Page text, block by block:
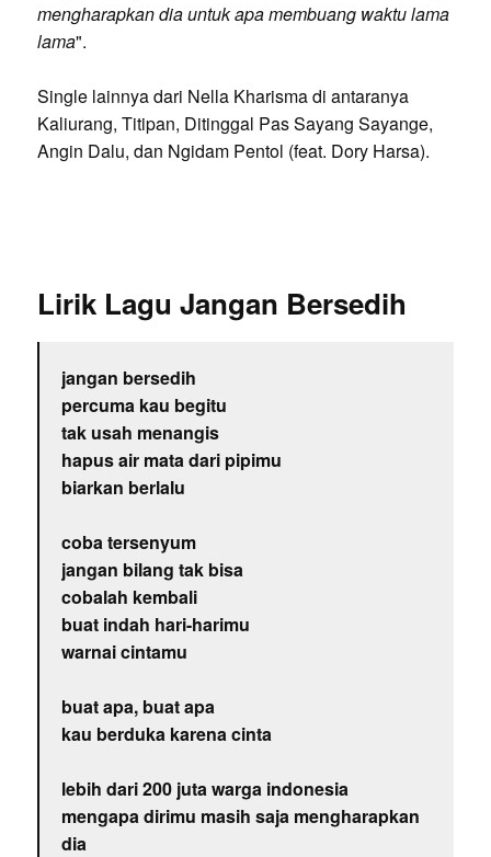
mengharapkan dia untuk apa membuang waktu lama
lama".
Single lainnya dari Nella Kharisma di antaranya
Kaliurang, Titipan, Ditinggal Pas Sayang Sayange,
Angin Dalu, dan Ngidam Pentol (feat. Dory Harsa).
Lirik Lagu Jangan Bersedih
jangan bersedih
percuma kau begitu
tak usah menangis
hapus air mata dari pipimu
biarkan berlalu
coba tersenyum
jangan bilang tak bisa
cobalah kembali
buat indah hari-harimu
warnai cintamu
buat apa, buat apa
kau berduka karena cinta
lebih dari 200 juta warga indonesia
mengapa dirimu masih saja mengharapkan
dia